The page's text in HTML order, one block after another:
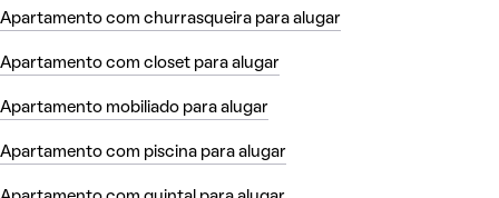
Apartamento com churrasqueira para alugar
Apartamento com closet para alugar
Apartamento mobiliado para alugar
Apartamento com piscina para alugar